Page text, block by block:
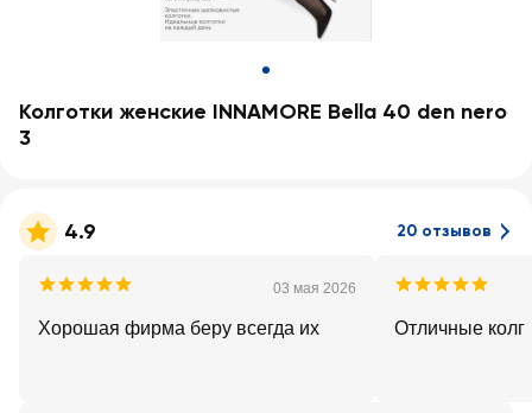
Колготки женские INNAMORE Bella 40 den nero
3
4.9 20 отзывов
03 мая 2026
Хорошая фирма беру всегда их Отличные колг